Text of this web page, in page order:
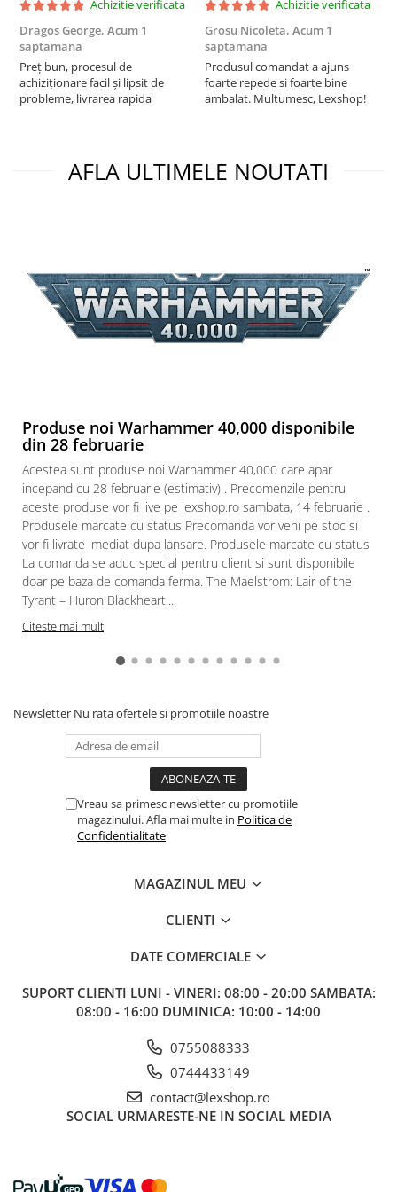
Puzzle 3D
Puzzle 8000 piese
Puzzle 150 piese
Puzzle 1000 piese fluorescent
Puzzle 24 piese
Puzzle 275 piese
Puzzle 550 piese
Warhammer
Paints & Tools
Starter Sets
Books and Codex
Accesorii
Figurine
Star Wars figurine
Friday The 13th
Marvel Univers
Figurine diverse
One Piece
Dragon Ball
Accesorii Gundam
Altele
Alte RPG
Achizitie verificata
Dragos George, Acum 1
saptamana
Preț bun, procesul de
achiziționare facil și lipsit de
probleme, livrarea rapida
Achizitie verificata
Grosu Nicoleta, Acum 1
saptamana
Produsul comandat a ajuns
foarte repede si foarte bine
ambalat. Multumesc, Lexshop!
AFLA ULTIMELE NOUTATI
Produse noi Warhammer 40,000 disponibile
din 28 februarie
Acestea sunt produse noi Warhammer 40,000 care apar
incepand cu 28 februarie (estimativ) . Precomenzile pentru
aceste produse vor fi live pe lexshop.ro sambata, 14 februarie .
Produsele marcate cu status Precomanda vor veni pe stoc si
vor fi livrate imediat dupa lansare. Produsele marcate cu status
La comanda se aduc special pentru client si sunt disponibile
doar pe baza de comanda ferma. The Maelstrom: Lair of the
Tyrant – Huron Blackheart...
Citeste mai mult
Newsletter Nu rata ofertele si promotiile noastre
Vreau sa primesc newsletter cu promotiile
magazinului. Afla mai multe in Politica de
Confidentialitate
MAGAZINUL MEU
CLIENTI
DATE COMERCIALE
SUPORT CLIENTI LUNI - VINERI: 08:00 - 20:00 SAMBATA:
08:00 - 16:00 DUMINICA: 10:00 - 14:00
0755088333
0744433149
contact@lexshop.ro
SOCIAL URMARESTE-NE IN SOCIAL MEDIA